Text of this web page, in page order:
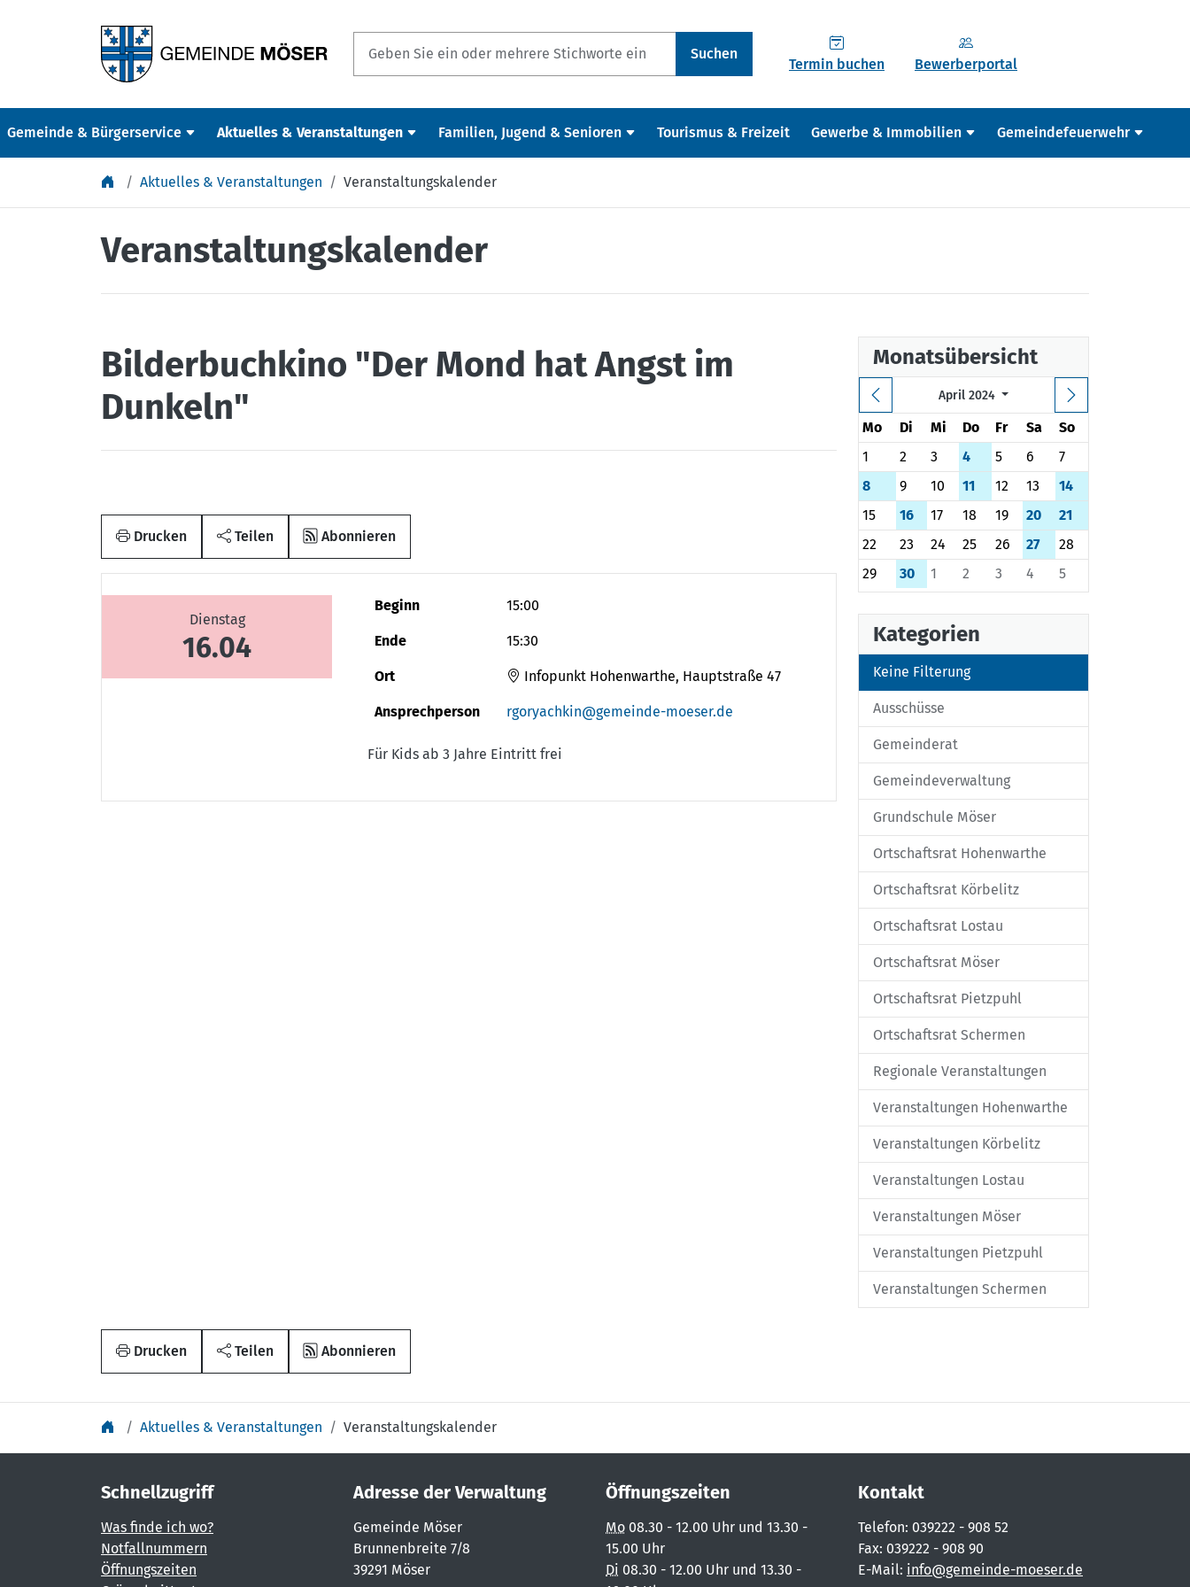
Suchen
Termin buchen Bewerberportal
Gemeinde & Bürgerservice Aktuelles & Veranstaltungen Familien, Jugend & Senioren Tourismus & Freizeit Gewerbe & Immobilien Gemeindefeuerwehr
Aktuelles & Veranstaltungen Veranstaltungskalender
Veranstaltungskalender
Bilderbuchkino "Der Mond hat Angst im
Dunkeln"
Drucken Teilen Abonnieren
Dienstag
16.04
Beginn 15:00
Ende 15:30
Ort Infopunkt Hohenwarthe, Hauptstraße 47
Ansprechperson rgoryachkin@gemeinde-moeser.de
Für Kids ab 3 Jahre Eintritt frei
Monatsübersicht
April 2024
Mo Di Mi Do Fr Sa
So
1
2 3 4 5 6
7
8
9 10 11 12 13
14
15
16 17 18 19 20
21
22
23 24 25 26 27
28
29
30 1 2 3 4 5
Kategorien
Keine Filterung
Ausschüsse
Gemeinderat
Gemeindeverwaltung
Grundschule Möser
Ortschaftsrat Hohenwarthe
Ortschaftsrat Körbelitz
Ortschaftsrat Lostau
Ortschaftsrat Möser
Ortschaftsrat Pietzpuhl
Ortschaftsrat Schermen
Regionale Veranstaltungen
Veranstaltungen Hohenwarthe
Veranstaltungen Körbelitz
Veranstaltungen Lostau
Veranstaltungen Möser
Veranstaltungen Pietzpuhl
Veranstaltungen Schermen
Drucken Teilen Abonnieren
Aktuelles & Veranstaltungen Veranstaltungskalender
Schnellzugriff
Was finde ich wo?
Notfallnummern
Öffnungszeiten
Adresse der Verwaltung
Gemeinde Möser
Brunnenbreite 7/8
39291 Möser
Öffnungszeiten
Mo 08.30 - 12.00 Uhr und 13.30 -
15.00 Uhr
Di 08.30 - 12.00 Uhr und 13.30 -
Kontakt
Telefon: 039222 - 908 52
Fax: 039222 - 908 90
E-Mail: info@gemeinde-moeser.de